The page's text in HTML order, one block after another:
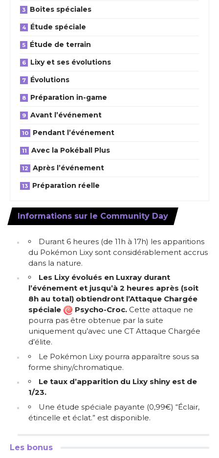
Boites spéciales
Étude spéciale
Étude de terrain
Lixy et ses évolutions
Évolutions
Préparation in-game
Avant l’événement
Pendant l’événement
Avec la Pokéball Plus
Après l’événement
Préparation réelle
Informations sur le Community Day
Durant 6 heures (de 11h à 17h) les apparitions
du Pokémon Lixy sont considérablement accrus
dans la nature.
Les Lixy évolués en Luxray durant
l’événement et jusqu’à 2 heures après (soit
8h au total) obtiendront l’Attaque Chargée
spéciale
Psycho-Croc.Cette attaque ne
pourra pas être obtenue par la suite
uniquement qu’avec une CT Attaque Chargée
d’élite.
Le Pokémon Lixy pourra apparaître sous sa
forme shiny/chromatique.
Le taux d’apparition du Lixy shiny est de
1/23.
Une étude spéciale payante (0,99€) “Éclair,
étincelle et éclat.” est disponible.
Les bonus